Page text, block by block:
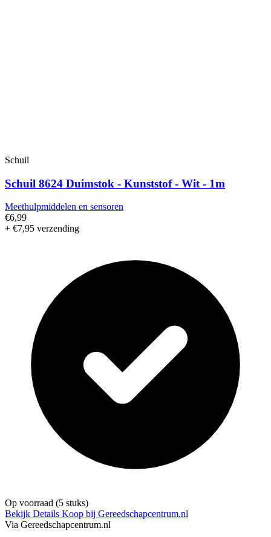
Schuil
Schuil 8624 Duimstok - Kunststof - Wit - 1m
Meethulpmiddelen en sensoren
€6,99
+ €7,95 verzending
Op voorraad (5 stuks)
Bekijk Details Koop bij Gereedschapcentrum.nl
Via Gereedschapcentrum.nl